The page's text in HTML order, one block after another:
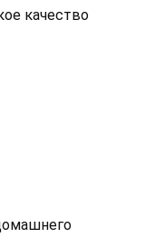
качество